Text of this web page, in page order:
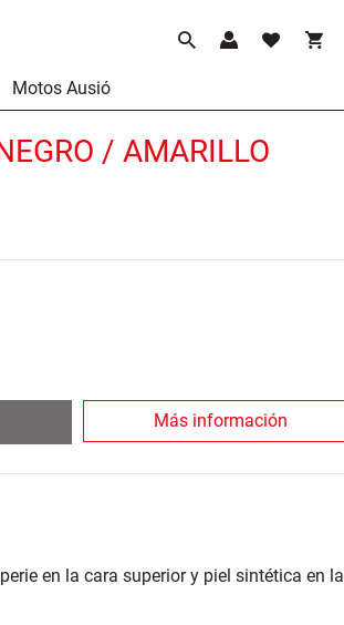
Motos Ausió
/ AMARILLO
Más información
en la cara superior y piel sintética en la